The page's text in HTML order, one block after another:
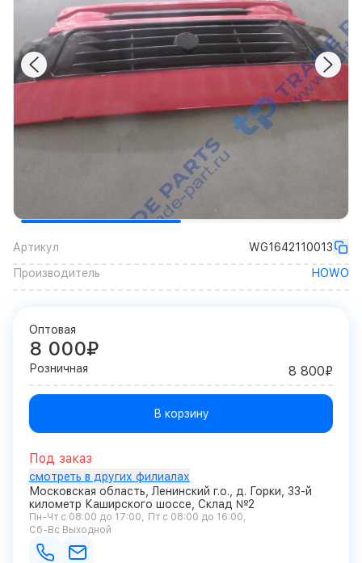
Артикул
WG1642110013
Производитель
HOWO
Оптовая
8 000₽
Розничная 8 800₽
В корзину
Под заказ
смотреть в других филиалах
Московская область, Ленинский г.о., д. Горки, 33-й
километр Каширского шоссе, Склад №2
Пн-Чт с 08:00 до 17:00
Пт с 08:00 до 16:00
Сб-Вс Выходной